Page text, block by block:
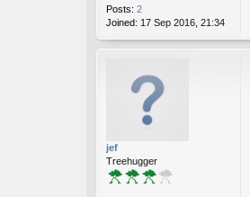
Posts: 2
Joined: 17 Sep 2016, 21:34
jef
Treehugger